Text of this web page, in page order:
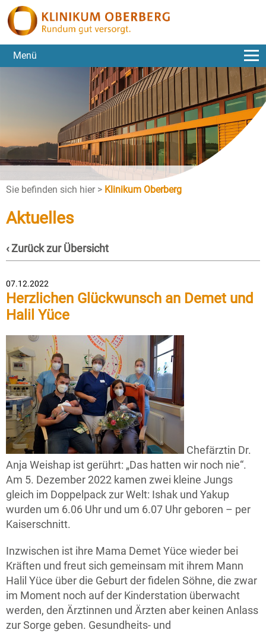
Menü
Sie befinden sich hier > Klinikum Oberberg
Aktuelles
‹ Zurück zur Übersicht
07.12.2022
Herzlichen Glückwunsch an Demet und
Halil Yüce
Chefärztin Dr.
Anja Weishap ist gerührt: „Das hatten wir noch nie“.
Am 5. Dezember 2022 kamen zwei kleine Jungs
gleich im Doppelpack zur Welt: Ishak und Yakup
wurden um 6.06 Uhr und um 6.07 Uhr geboren – per
Kaiserschnitt.
Inzwischen ist ihre Mama Demet Yüce wieder bei
Kräften und freut sich gemeinsam mit ihrem Mann
Halil Yüce über die Geburt der fidelen Söhne, die zwar
im Moment noch auf der Kinderstation überwacht
werden, den Ärztinnen und Ärzten aber keinen Anlass
zur Sorge geben. Gesundheits- und